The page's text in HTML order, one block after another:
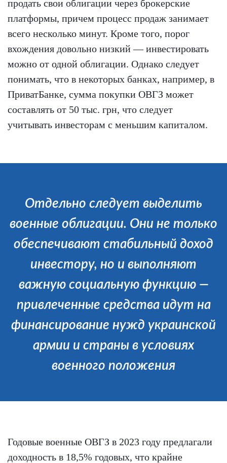
продать свои облигации через брокерские
платформы, причем процесс продаж занимает
всего несколько минут. Кроме того, порог
вхождения довольно низкий — инвестировать
можно от одной облигации. Однако следует
понимать, что в некоторых банках, например, в
ПриватБанке, сумма покупки ОВГЗ может
составлять от 50 тыс. грн, что следует
учитывать инвесторам с меньшим капиталом.
Отдельно следует выделить
военные облигации. Они не только
обеспечивают стабильный доход
инвестору, но и выполняют
важную социальную функцию —
привлеченные средства идут на
финансирование нужд украинской
армии и страны в условиях
военного положения
Годовые военные ОВГЗ в 2023 году предлагали
доходность в 18,5% годовых, что крайне